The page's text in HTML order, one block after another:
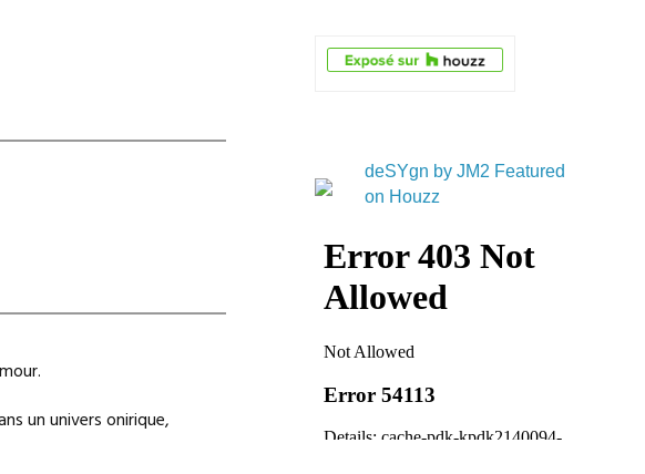
un univers onirique,
deSYgn by JM2 Featured
on Houzz